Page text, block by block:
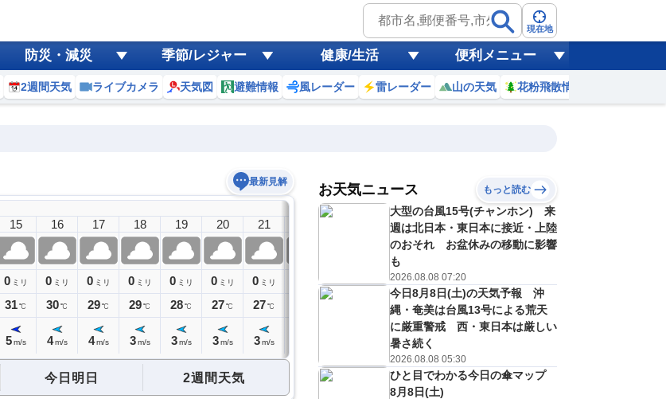
現在地
防災・減災 季節/レジャー 健康/生活 便利メニュー
2週間天気 ライブカメラ 天気図 避難情報 風レーダー 雷レーダー 山の天気 花粉飛散情報
最新見解
15
0 ミリ
31℃
5 m/s
16
0 ミリ
30℃
4 m/s
17
0 ミリ
29℃
4 m/s
18
0 ミリ
29℃
3 m/s
19
0 ミリ
28℃
3 m/s
20
0 ミリ
27℃
3 m/s
21
0 ミリ
27℃
3 m/s
0ミリ
9日(日)
0
0ミリ
26℃
m/s
1
0 ミリ
26 ℃
2m/s
2
0
26 ℃
3
25 ℃
4
25
今日明日 2週間天気
お天気ニュース もっと読む
大型の台風15号(チャンホン) 来
週は北日本・東日本に接近・上陸
のおそれ お盆休みの移動に影響
も
2026.08.08 07:20
今日8月8日(土)の天気予報 沖
縄・奄美は台風13号による荒天
に厳重警戒 西・東日本は厳しい
暑さ続く
2026.08.08 05:30
ひと目でわかる今日の傘マップ
8月8日(土)